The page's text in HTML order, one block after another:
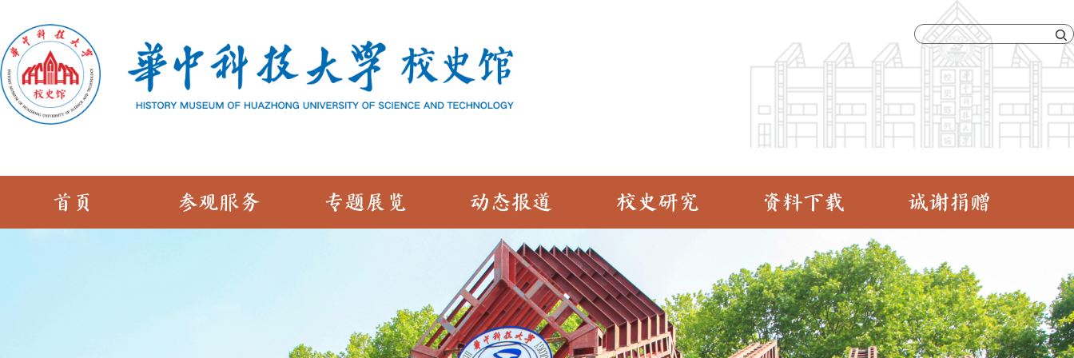
首页 参观服务 专题展览 动态报道 校史研究 资料下载 诚谢捐赠